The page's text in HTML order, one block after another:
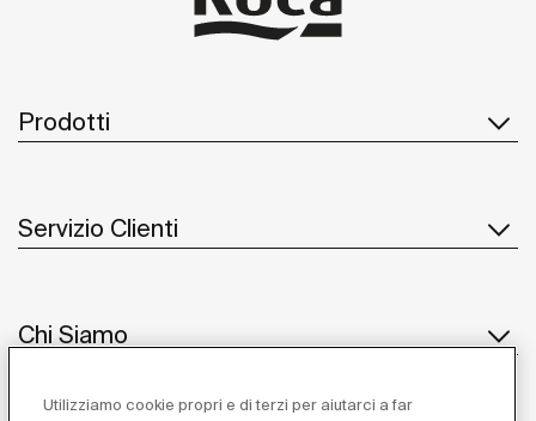
Prodotti
Servizio Clienti
Chi Siamo
Utilizziamo cookie propri e di terzi per aiutarci a far